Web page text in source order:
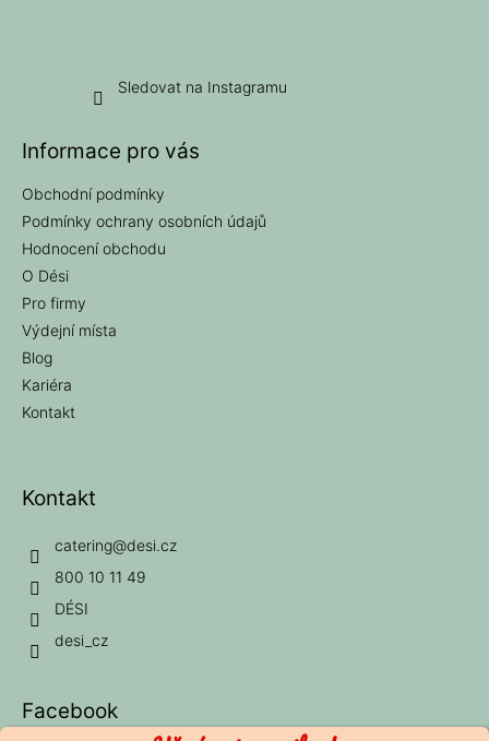
Sledovat na Instagramu
Informace pro vás
Obchodní podmínky
Podmínky ochrany osobních údajů
Hodnocení obchodu
O Dési
Pro firmy
Výdejní místa
Blog
Kariéra
Kontakt
Kontakt
catering@desi.cz
800 10 11 49
DÉSI
desi_cz
Facebook